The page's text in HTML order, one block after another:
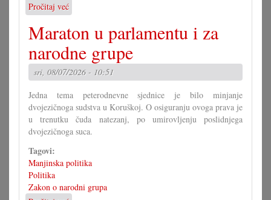
Pročitaj već
Kako
bi
morao
izgledati
Zakon
o
narodni
grupa?
(II)
Maraton u parlamentu i za
narodne grupe
sri, 08/07/2026 - 10:51
Jedna tema peterodnevne sjednice je bilo minjanje
dvojezičnoga sudstva u Koruškoj. O osiguranju ovoga prava je
u trenutku čuda natezanj, po umirovljenju poslidnjega
dvojezičnoga suca.
Tagovi:
Manjinska politika
Politika
Zakon o narodni grupa